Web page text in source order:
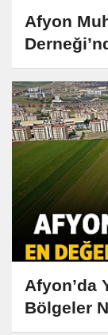
Afyon
Anlamlı
Afyon’da
Bölgeler